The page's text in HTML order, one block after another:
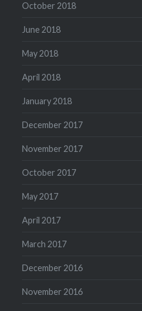
October 2018
June 2018
May 2018
April 2018
January 2018
December 2017
November 2017
October 2017
May 2017
April 2017
March 2017
December 2016
November 2016